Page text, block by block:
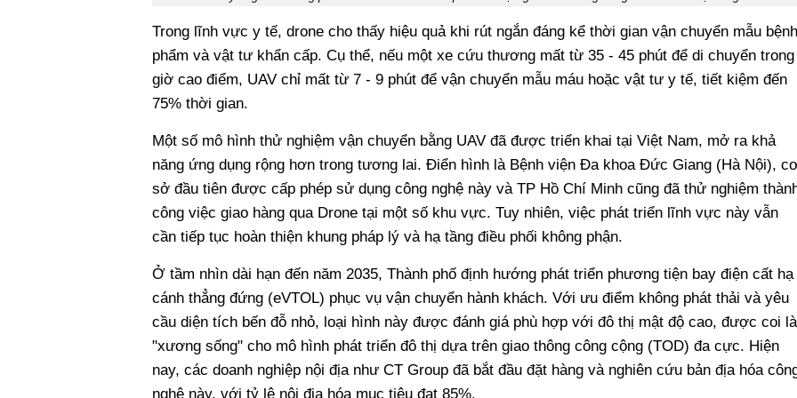
Trong lĩnh vực y tế, drone cho thấy hiệu quả khi rút ngắn đáng kể thời gian vận chuyển mẫu bệnh
phẩm và vật tư khẩn cấp. Cụ thể, nếu một xe cứu thương mất từ 35 - 45 phút để di chuyển trong
giờ cao điểm, UAV chỉ mất từ 7 - 9 phút để vận chuyển mẫu máu hoặc vật tư y tế, tiết kiệm đến
75% thời gian.
Một số mô hình thử nghiệm vận chuyển bằng UAV đã được triển khai tại Việt Nam, mở ra khả
năng ứng dụng rộng hơn trong tương lai. Điển hình là Bệnh viện Đa khoa Đức Giang (Hà Nội),
sở đầu tiên được cấp phép sử dụng công nghệ này và TP Hồ Chí Minh cũng đã thử nghiệm
công việc giao hàng qua Drone tại một số khu vực. Tuy nhiên, việc phát triển lĩnh vực này vẫn
cần tiếp tục hoàn thiện khung pháp lý và hạ tầng điều phối không phận.
Ở tầm nhìn dài hạn đến năm 2035, Thành phố định hướng phát triển phương tiện bay điện cất hạ
cánh thẳng đứng (eVTOL) phục vụ vận chuyển hành khách. Với ưu điểm không phát thải và yêu
cầu diện tích bến đỗ nhỏ, loại hình này được đánh giá phù hợp với đô thị mật độ cao, được coi là
"xương sống" cho mô hình phát triển đô thị dựa trên giao thông công cộng (TOD) đa cực. Hiện
nay, các doanh nghiệp nội địa như CT Group đã bắt đầu đặt hàng và nghiên cứu bản địa hóa
nghệ này, với tỷ lệ nội địa hóa mục tiêu đạt 85%.